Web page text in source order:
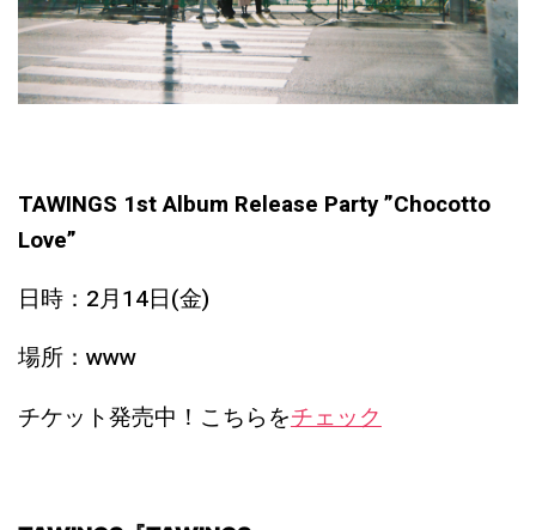
TAWINGS 1st Album Release Party ”Chocotto
Love”
日時：2月14日(金)
場所：www
チケット発売中！こちらをチェック